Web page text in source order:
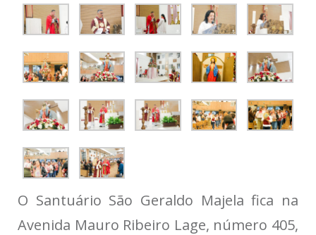
O Santuário São Geraldo Majela fica na
Avenida Mauro Ribeiro Lage, número 405,